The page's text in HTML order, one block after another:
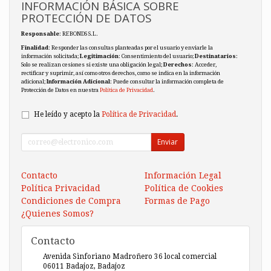
INFORMACIÓN BÁSICA SOBRE
PROTECCIÓN DE DATOS
Responsable: REBONDS S.L.
Finalidad: Responder las consultas planteadas por el usuario y enviarle la
información solicitada;Legitimación: Consentimiento del usuario;Destinatarios:
Solo se realizan cesiones si existe una obligación legal;Derechos: Acceder,
rectificar y suprimir, así como otros derechos, como se indica en la información
adicional;Información Adicional: Puede consultar la información completa de
Protección de Datos en nuestra Política de Privacidad.
He leído y acepto la Política de Privacidad .
Enviar
Contacto
Información Legal
Política Privacidad
Política de Cookies
Condiciones de Compra
Formas de Pago
¿Quienes Somos?
Contacto
Avenida Sinforiano Madroñero 36 local comercial
06011 Badajoz, Badajoz